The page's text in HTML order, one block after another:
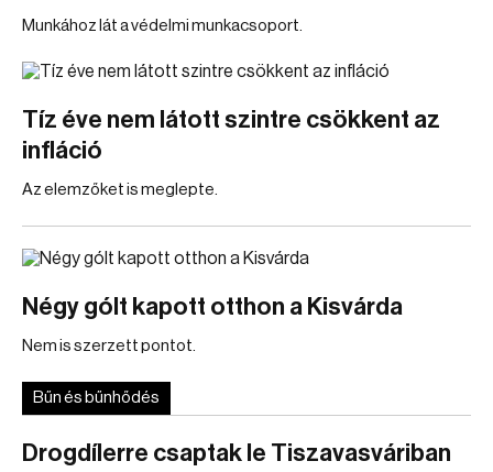
Munkához lát a védelmi munkacsoport.
Tíz éve nem látott szintre csökkent az
infláció
Az elemzőket is meglepte.
Négy gólt kapott otthon a Kisvárda
Nem is szerzett pontot.
Bűn és bűnhődés
Drogdílerre csaptak le Tiszavasváriban